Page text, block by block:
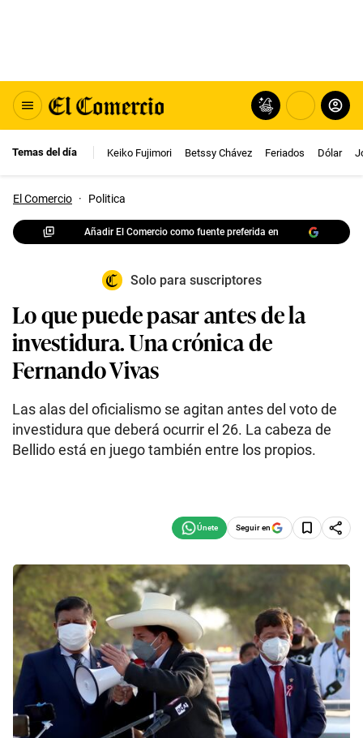
Temas del día Keiko Fujimori Betssy Chávez Feriados Dólar
El Comercio · Politica
Añadir El Comercio como fuente preferida en
Solo para suscriptores
Lo que puede pasar antes de la
investidura. Una crónica de
Fernando Vivas
Las alas del oficialismo se agitan antes del voto de
investidura que deberá ocurrir el 26. La cabeza de
Bellido está en juego también entre los propios.
Seguir en